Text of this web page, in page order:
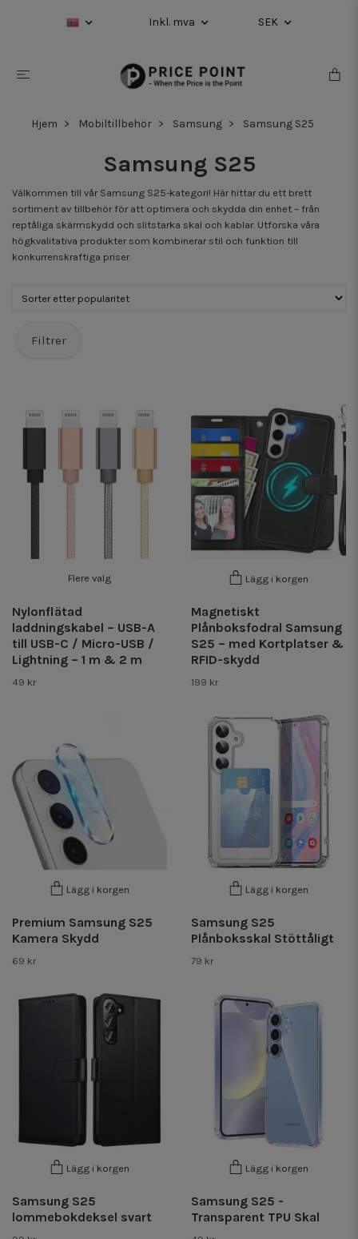
Inkl. mva SEK
Hjem Mobiltillbehör Samsung Samsung S25
Samsung S25
Välkommen till vår Samsung S25-kategori! Här hittar du ett brett
sortiment av tillbehör för att optimera och skydda din enhet – från
reptåliga skärmskydd och slitstarka skal och kablar. Utforska våra
högkvalitativa produkter som kombinerar stil och funktion till
konkurrenskraftiga priser.
Filtrer
Flere valg
Nylonflätad
laddningskabel – USB-A
till USB-C / Micro-USB /
Lightning – 1 m & 2 m
49 kr
Lägg i korgen
Magnetiskt
Plånboksfodral Samsung
S25 – med Kortplatser &
RFID-skydd
199 kr
Lägg i korgen
Premium Samsung S25
Kamera Skydd
69 kr
Lägg i korgen
Samsung S25
Plånboksskal Stöttåligt
79 kr
Lägg i korgen
Samsung S25
lommebokdeksel svart
Lägg i korgen
Samsung S25 -
Transparent TPU Skal